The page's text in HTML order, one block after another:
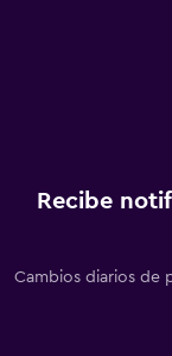
Recibe
Cambios diarios de